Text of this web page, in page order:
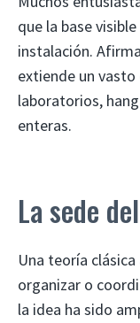
que la base
instalación.
extiende un
laboratorios,
enteras.
La sede
Una teoría
organizar o
la idea ha sido